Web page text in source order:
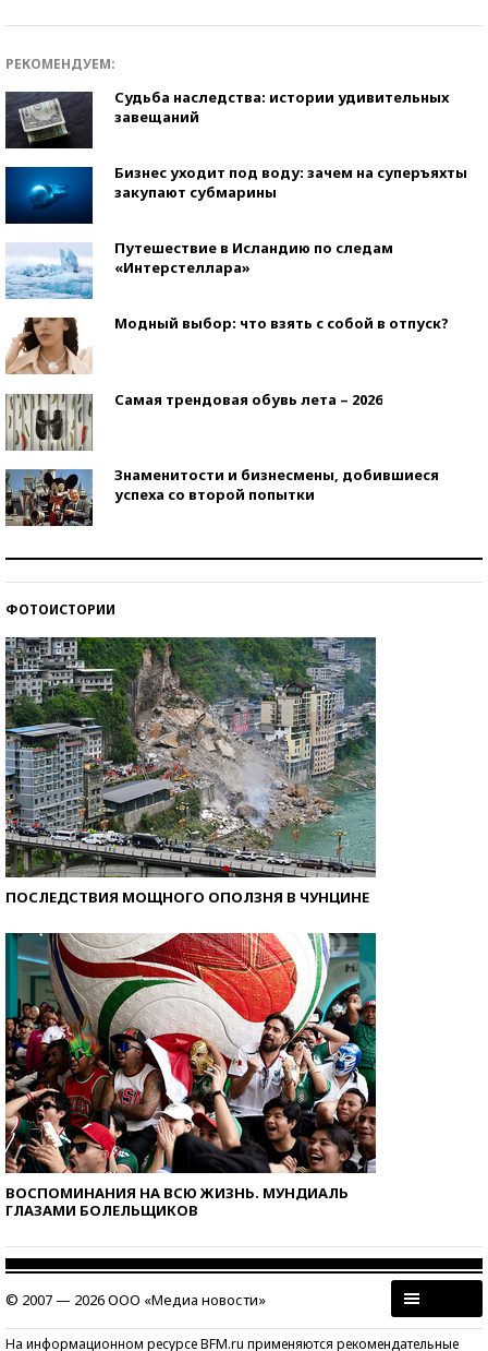
РЕКОМЕНДУЕМ:
Судьба наследства: истории удивительных
завещаний
Бизнес уходит под воду: зачем на суперъяхты
закупают субмарины
Путешествие в Исландию по следам
«Интерстеллара»
Модный выбор: что взять с собой в отпуск?
Самая трендовая обувь лета – 2026
Знаменитости и бизнесмены, добившиеся
успеха со второй попытки
ФОТОИСТОРИИ
ПОСЛЕДСТВИЯ МОЩНОГО ОПОЛЗНЯ В ЧУНЦИНЕ
ВОСПОМИНАНИЯ НА ВСЮ ЖИЗНЬ. МУНДИАЛЬ
ГЛАЗАМИ БОЛЕЛЬЩИКОВ
© 2007 — 2026 ООО «Медиа новости»
На информационном ресурсе BFM.ru применяются рекомендательные